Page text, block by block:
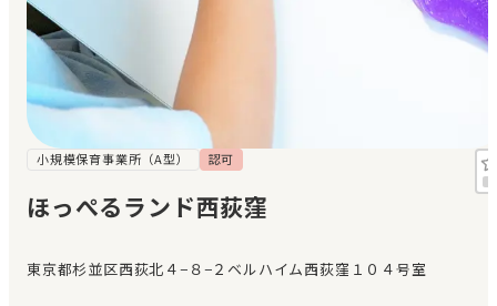
見学日記
メッセージ
おすすめの園
エンクルの特徴と活用方法
小規模保育事業所（A型） 認可
ほっぺるランド西荻窪
東京都杉並区西荻北４−８−２ベルハイム西荻窪１０４号室